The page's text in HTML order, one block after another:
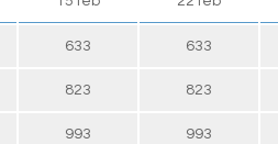
633 633
823 823
993 993